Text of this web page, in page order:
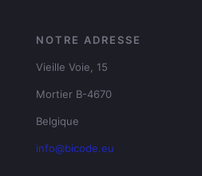
NOTRE ADRESSE
Vieille Voie, 15
Mortier B-4670
Belgique
info@bicode.eu